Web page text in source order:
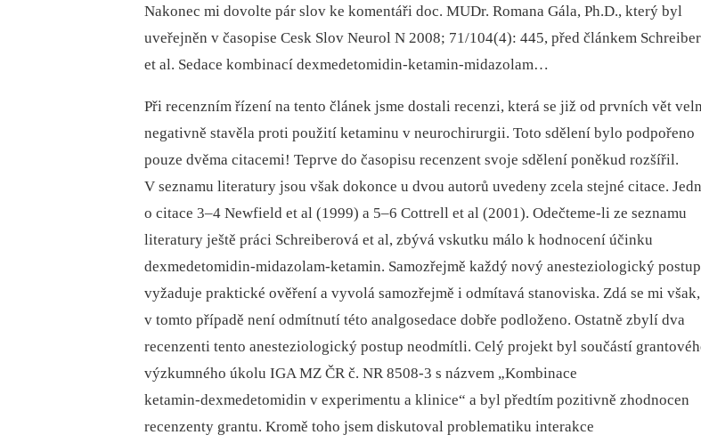
Nakonec mi dovolte pár slov ke komentáři doc. MUDr. Romana Gála, Ph.D., který byl
uveřejněn v časopise Cesk Slov Neurol N 2008; 71/104(4): 445, před článkem
et al. Sedace kombinací dexmedetomidin‑ketamin‑midazolam…
Při recenzním řízení na tento článek jsme dostali recenzi, která se již od prvních vět
negativně stavěla proti použití ketaminu v neurochirurgii. Toto sdělení bylo podpořeno
pouze dvěma citacemi! Teprve do časopisu recenzent svoje sdělení poněkud rozšířil.
V seznamu literatury jsou však dokonce u dvou autorů uvedeny zcela stejné citace.
o citace 3–4 Newfield et al (1999) a 5–6 Cottrell et al (2001). Odečteme‑li ze seznamu
literatury ještě práci Schreiberová et al, zbývá vskutku málo k hodnocení účinku
dexmedetomidin‑midazolam-ketamin. Samozřejmě každý nový anesteziologický postup
vyžaduje praktické ověření a vyvolá samozřejmě i odmítavá stanoviska. Zdá se mi však,
v tomto případě není odmítnutí této analgosedace dobře podloženo. Ostatně zbylí dva
recenzenti tento anesteziologický postup neodmítli. Celý projekt byl součástí
výzkumného úkolu IGA MZ ČR č. NR 8508-3 s názvem „Kombinace
ketamin‑dexmedetomidin v experimentu a klinice“ a byl předtím pozitivně zhodnocen
recenzenty grantu. Kromě toho jsem diskutoval problematiku interakce